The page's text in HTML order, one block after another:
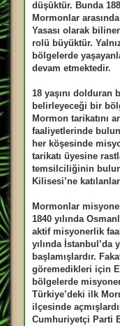
m
ş
m
s
a
düşüktür. Bunda
Mormonlar
Yasası olarak
rolü büyüktür.
bölgelerde
devam etmektedir.
18 yaşını
belirleyeceği bir
Mormon tarikatını
faaliyetlerinde
her köşesinde
tarikatı üyesine
temsilciliğinin
Kilisesi’ne
Mormonlar
1840 yılında
aktif misyonerlik
yılında İstanbul’da
başlamışlardır.
göremedikleri için
bölgelerde
Türkiye’deki ilk
ilçesinde
Cumhuriyetçi Parti